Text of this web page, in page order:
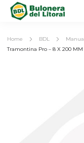
Home BDL
Tramontina Pro – 8 X 200 MM